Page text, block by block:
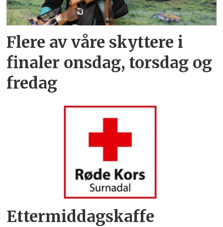
Flere av våre skyttere i
finaler onsdag, torsdag og
fredag
Ettermiddagskaffe